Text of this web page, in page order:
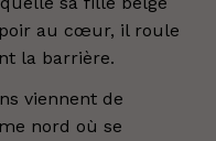
au cœur, il roule
la barrière.
viennent de
nord où se